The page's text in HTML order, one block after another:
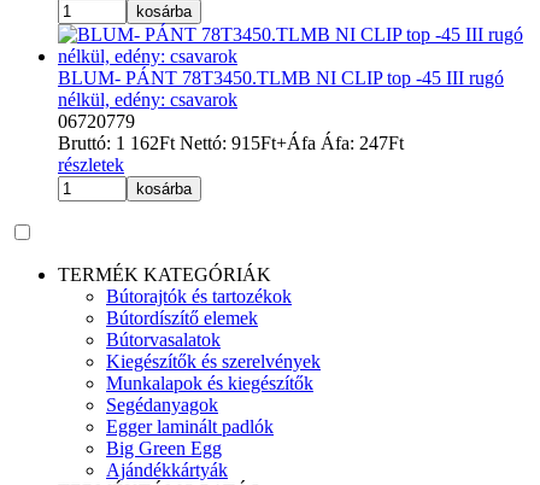
kosárba
BLUM- PÁNT 78T3450.TLMB NI CLIP top -45 III rugó
nélkül, edény: csavarok
06720779
Bruttó: 1 162Ft Nettó: 915Ft+Áfa Áfa: 247Ft
részletek
kosárba
TERMÉK KATEGÓRIÁK
Bútorajtók és tartozékok
Bútordíszítő elemek
Bútorvasalatok
Kiegészítők és szerelvények
Munkalapok és kiegészítők
Segédanyagok
Egger laminált padlók
Big Green Egg
Ajándékkártyák